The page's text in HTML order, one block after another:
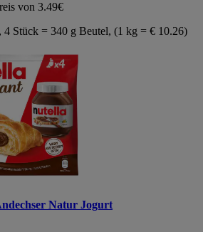
von 3.49€
4 Stück = 340 g Beutel, (1 kg = € 10.26)
Natur Jogurt